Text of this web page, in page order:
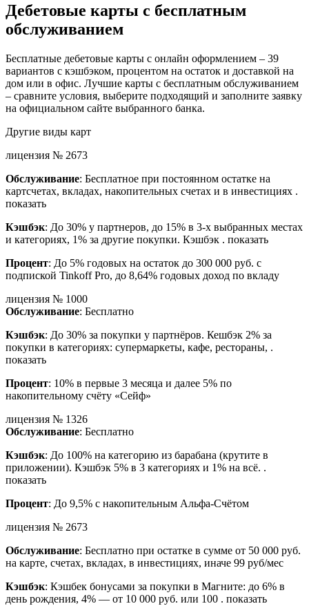
Дебетовые карты с бесплатным
обслуживанием
Бесплатные дебетовые карты с онлайн оформлением – 39
вариантов с кэшбэком, процентом на остаток и доставкой на
дом или в офис. Лучшие карты с бесплатным обслуживанием
– сравните условия, выберите подходящий и заполните заявку
на официальном сайте выбранного банка.
Другие виды карт
лицензия № 2673
Обслуживание: Бесплатное при постоянном остатке на
картсчетах, вкладах, накопительных счетах и в инвестициях .
показать
Кэшбэк: До 30% у партнеров, до 15% в 3-х выбранных местах
и категориях, 1% за другие покупки. Кэшбэк . показать
Процент: До 5% годовых на остаток до 300 000 руб. с
подпиской Tinkoff Pro, до 8,64% годовых доход по вкладу
лицензия № 1000
Обслуживание: Бесплатно
Кэшбэк: До 30% за покупки у партнёров. Кешбэк 2% за
покупки в категориях: супермаркеты, кафе, рестораны, .
показать
Процент: 10% в первые 3 месяца и далее 5% по
накопительному счёту «Сейф»
лицензия № 1326
Обслуживание: Бесплатно
Кэшбэк: До 100% на категорию из барабана (крутите в
приложении). Кэшбэк 5% в 3 категориях и 1% на всё. .
показать
Процент: До 9,5% с накопительным Альфа-Счётом
лицензия № 2673
Обслуживание: Бесплатно при остатке в сумме от 50 000 руб.
на карте, счетах, вкладах, в инвестициях, иначе 99 руб/мес
Кэшбэк: Кэшбек бонусами за покупки в Магните: до 6% в
день рождения, 4% — от 10 000 руб. или 100 . показать